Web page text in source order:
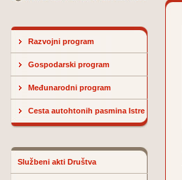
Razvojni program
Gospodarski program
Međunarodni program
Cesta autohtonih pasmina Istre
Službeni akti Društva